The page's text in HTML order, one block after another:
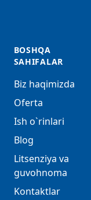
BOSHQA
SAHIFALAR
Biz haqimizda
Oferta
Ish o`rinlari
Blog
Litsenziya va
guvohnoma
Kontaktlar